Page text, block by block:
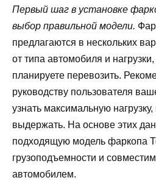
Первый шаг в установке
выбор правильной модели.
предлагаются в нескольких
от типа автомобиля и
планируете перевозить.
руководству пользователя
узнать максимальную
выдержать. На основе этих
подходящую модель фаркопа
грузоподъемности и
автомобилем.